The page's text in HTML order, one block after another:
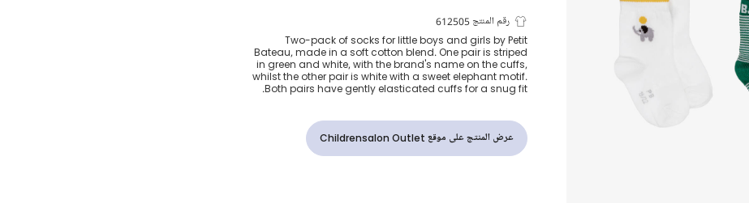
جوارب قطن لون أخضر
وأبيض للأطفال الرضع
(عدد 2)
رقم المنتج 612505
Two-pack of socks for little boys and girls by Petit
Bateau, made in a soft cotton blend. One pair is striped
in green and white, with the brand's name on the cuffs,
whilst the other pair is white with a sweet elephant motif.
Both pairs have gently elasticated cuffs for a snug fit.
عرض المنتج على موقع Childrensalon Outlet